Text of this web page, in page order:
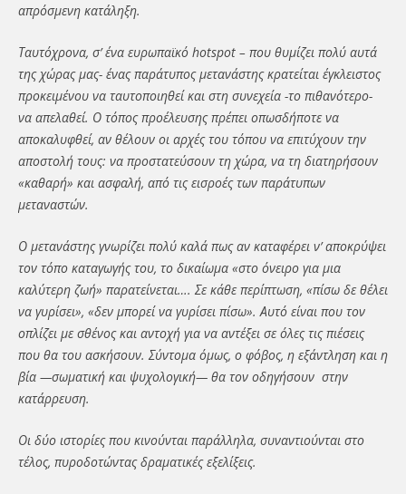
απρόσμενη κατάληξη.
Ταυτόχρονα, σ’ ένα ευρωπαϊκό hotspot – που θυμίζει πολύ αυτά
της χώρας μας- ένας παράτυπος μετανάστης κρατείται έγκλειστος
προκειμένου να ταυτοποιηθεί και στη συνεχεία -το πιθανότερο-
να απελαθεί. Ο τόπος προέλευσης πρέπει οπωσδήποτε να
αποκαλυφθεί, αν θέλουν οι αρχές του τόπου να επιτύχουν την
αποστολή τους: να προστατεύσουν τη χώρα, να τη διατηρήσουν
«καθαρή» και ασφαλή, από τις εισροές των παράτυπων
μεταναστών.
Ο μετανάστης γνωρίζει πολύ καλά πως αν καταφέρει ν’ αποκρύψει
τον τόπο καταγωγής του, το δικαίωμα «στο όνειρο για μια
καλύτερη ζωή» παρατείνεται…. Σε κάθε περίπτωση, «πίσω δε θέλει
να γυρίσει», «δεν μπορεί να γυρίσει πίσω». Αυτό είναι που τον
οπλίζει με σθένος και αντοχή για να αντέξει σε όλες τις πιέσεις
που θα του ασκήσουν. Σύντομα όμως, ο φόβος, η εξάντληση και η
βία —σωματική και ψυχολογική— θα τον οδηγήσουν στην
κατάρρευση.
Οι δύο ιστορίες που κινούνται παράλληλα, συναντιούνται στο
τέλος, πυροδοτώντας δραματικές εξελίξεις.